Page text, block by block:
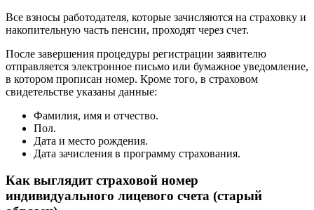
Все взносы работодателя, которые зачисляются на страховку и
накопительную часть пенсии, проходят через счет.
После завершения процедуры регистрации заявителю
отправляется электронное письмо или бумажное уведомление,
в котором прописан номер. Кроме того, в страховом
свидетельстве указаны данные:
Фамилия, имя и отчество.
Пол.
Дата и место рождения.
Дата зачисления в программу страхования.
Как выглядит страховой номер
индивидуального лицевого счета (старый